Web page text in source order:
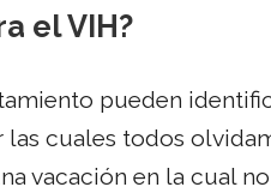
el VIH?
pueden
cuales todos
vacación en la cual